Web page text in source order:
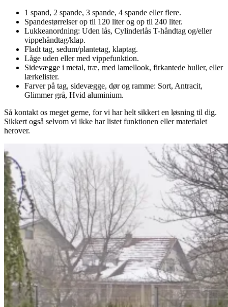
1 spand, 2 spande, 3 spande, 4 spande eller flere.
Spandestørrelser op til 120 liter og op til 240 liter.
Lukkeanordning: Uden lås, Cylinderlås T-håndtag og/eller
vippehåndtag/klap.
Fladt tag, sedum/plantetag, klaptag.
Låge uden eller med vippefunktion.
Sidevægge i metal, træ, med lamellook, firkantede huller, eller
lærkelister.
Farver på tag, sidevægge, dør og ramme: Sort, Antracit,
Glimmer grå, Hvid aluminium.
Så kontakt os meget gerne, for vi har helt sikkert en løsning til dig.
Sikkert også selvom vi ikke har listet funktionen eller materialet
herover.